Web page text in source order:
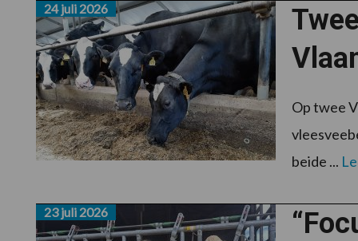
24 juli 2026
Op twee
beide ...
23 juli 2026